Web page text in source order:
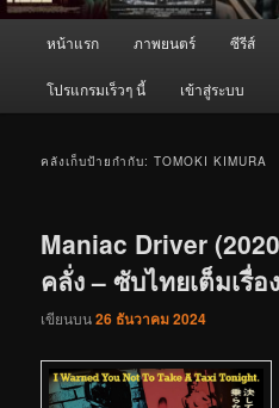
หน้าแรก ภาพยนตร์ ซีรีส์
โปรแกรมเร็วๆ นี้ เข้าสู่ระบบ
คลังเก็บป้ายกำกับ:TOMOKI KIMURA
Maniac Driver
คลั่ง – ซับไทยเต็มเรื่อ
เขียนบน26 ธันวาคม 2024